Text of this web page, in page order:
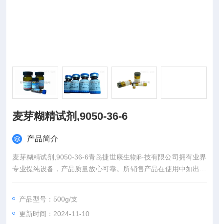
麦芽糊精试剂,9050-36-6
产品简介
麦芽糊精试剂,9050-36-6青岛捷世康生物科技有限公司拥有业界
专业提纯设备，产品质量放心可靠。所销售产品在使用中如出现
实际含量与产品外包标示不*可全额退款。同时代理：中检所标准
脑、平板电脑等）。
产品型号：500g/支
更新时间：2024-11-10